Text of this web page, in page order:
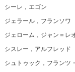
シーレ，エゴン
ジェラール，フランソワ
ジェローム，ジャン＝レ
シスレー，アルフレッド
シュトゥック，フランツ